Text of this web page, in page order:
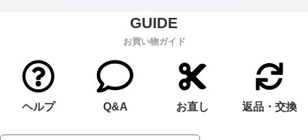
お買い物ガイド
ヘルプ Q&A お直し 返品・交換